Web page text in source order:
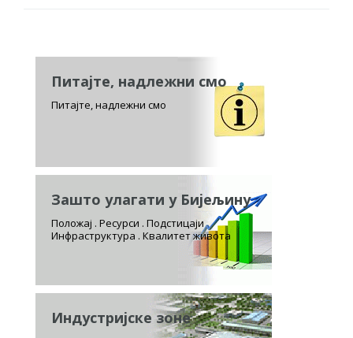
Питајте, надлежни смо
Питајте, надлежни смо
Зашто улагати у Бијељину
Положај . Ресурси . Подстицаји
Инфраструктура . Квалитет живота
Индустријске зоне